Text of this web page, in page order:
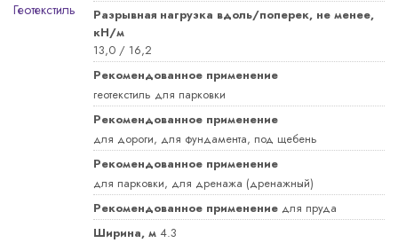
Разрывная нагрузка вдоль/поперек, не менее,
кН/м
13,0 / 16,2
Рекомендованное применение
геотекстиль для парковки
Рекомендованное применение
для дороги, для фундамента, под щебень
Рекомендованное применение
для парковки, для дренажа (дренажный)
Рекомендованное применение для пруда
Ширина, м 4.3